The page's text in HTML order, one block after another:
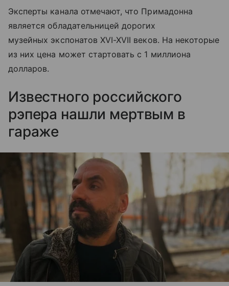
Эксперты канала отмечают, что Примадонна
является обладательницей дорогих
музейных экспонатов XVI-XVII веков. На некоторые
из них цена может стартовать с 1 миллиона
долларов.
Известного российского
рэпера нашли мертвым в
гараже